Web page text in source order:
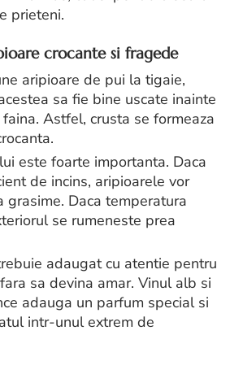
prieteni.
crocante si fragede
aripioare de pui la tigaie,
sa fie bine uscate inainte
Astfel, crusta se formeaza
este foarte importanta. Daca
de incins, aripioarele vor
grasime. Daca temperatura
se rumeneste prea
adaugat cu atentie pentru
sa devina amar. Vinul alb si
adauga un parfum special si
intr-unul extrem de